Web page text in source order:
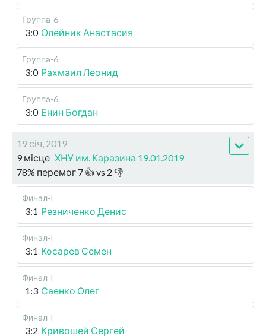
Группа-6
3:0 Олейник Анастасия
Группа-6
3:0 Рахмаил Леонид
Группа-6
3:0 Енин Богдан
19 січ, 2019
9 місце ХНУ им. Каразина 19.01.2019
78% перемог 7 👍 vs 2 👎
Финал-I
3:1 Резниченко Денис
Финал-I
3:1 Косарев Семен
Финал-I
1:3 Саенко Олег
Финал-I
3:2 Кривошей Сергей